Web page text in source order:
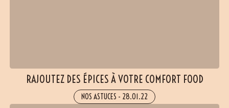
RAJOUTEZ DES ÉPICES À VOTRE COMFORT FOOD
NOS ASTUCES - 28.01.22